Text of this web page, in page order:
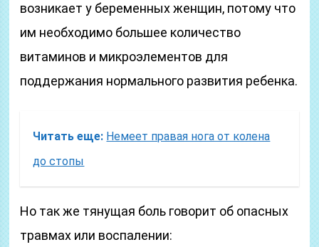
возникает у беременных женщин, потому что
им необходимо большее количество
витаминов и микроэлементов для
поддержания нормального развития ребенка.
Читать еще: Немеет правая нога от колена
до стопы
Но так же тянущая боль говорит об опасных
травмах или воспалении: